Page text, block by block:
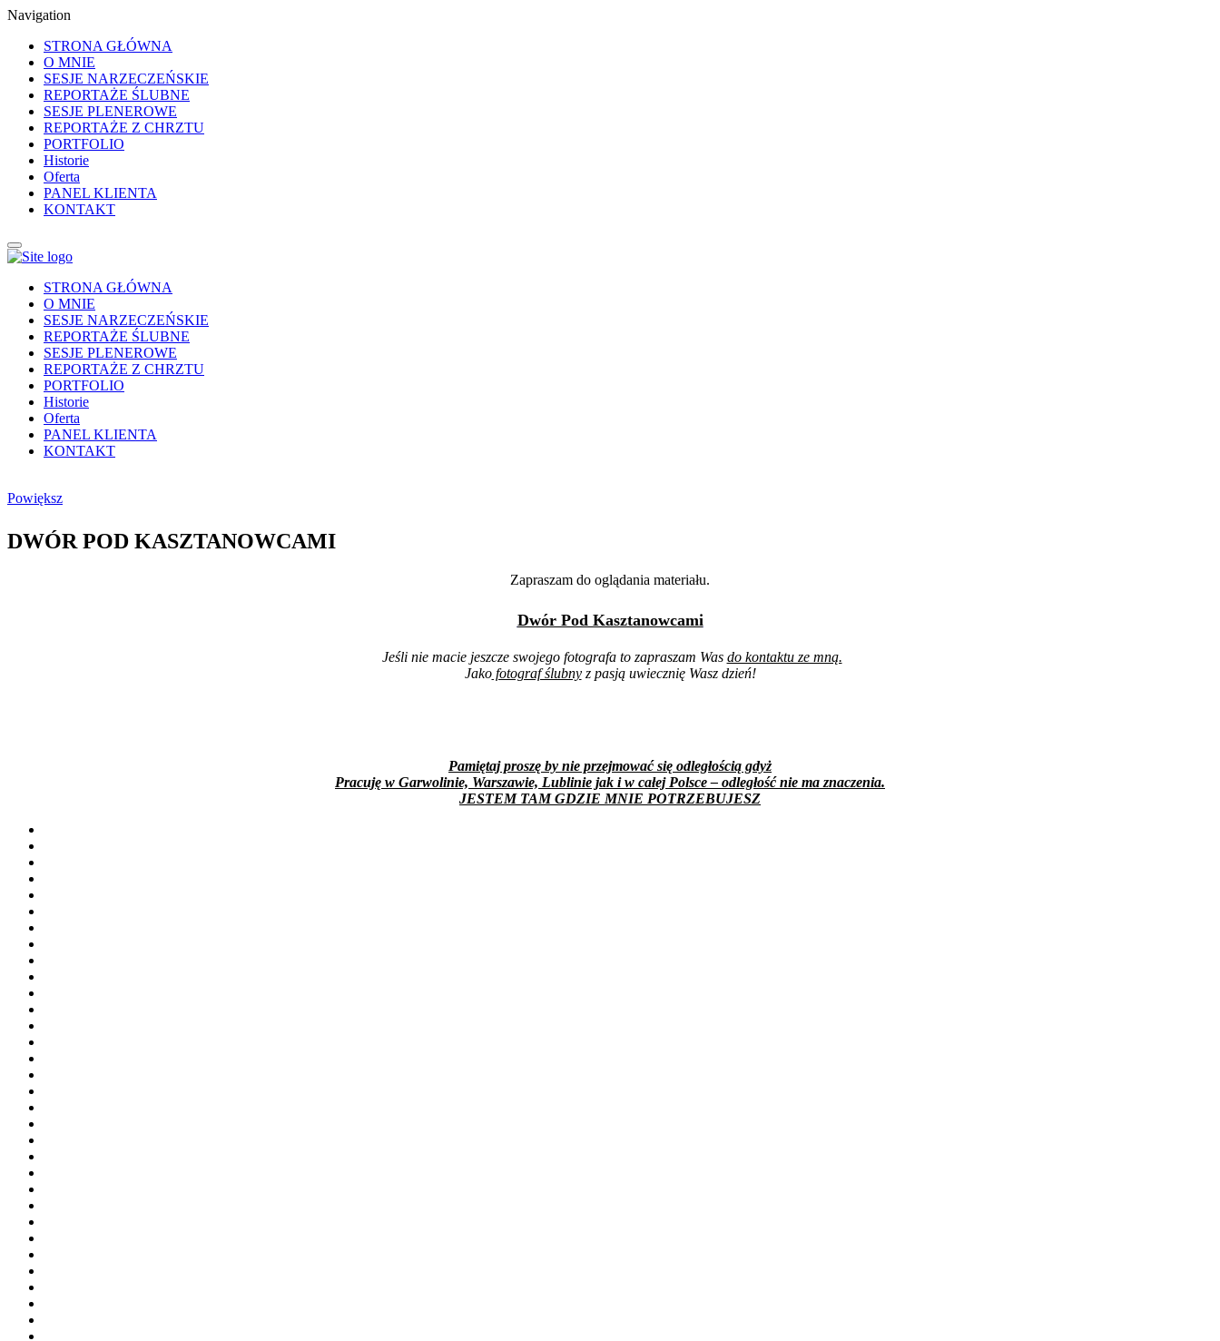
Navigation
STRONA GŁÓWNA
O MNIE
SESJE NARZECZEŃSKIE
REPORTAŻE ŚLUBNE
SESJE PLENEROWE
REPORTAŻE Z CHRZTU
PORTFOLIO
Historie
Oferta
PANEL KLIENTA
KONTAKT
STRONA GŁÓWNA
O MNIE
SESJE NARZECZEŃSKIE
REPORTAŻE ŚLUBNE
SESJE PLENEROWE
REPORTAŻE Z CHRZTU
PORTFOLIO
Historie
Oferta
PANEL KLIENTA
KONTAKT
Powiększ
DWÓR POD KASZTANOWCAMI
Zapraszam do oglądania materiału.
Dwór Pod Kasztanowcami
Jeśli nie macie jeszcze swojego fotografa to zapraszam Was do kontaktu ze mną.
Jakofotograf ślubnyz pasją uwiecznię Wasz dzień!
Pamiętaj proszę by nie przejmować się odległością gdyż
Pracuję w Garwolinie, Warszawie, Lublinie jak i w całej Polsce – odległość nie ma znaczenia.
JESTEM TAM GDZIE MNIE POTRZEBUJESZ